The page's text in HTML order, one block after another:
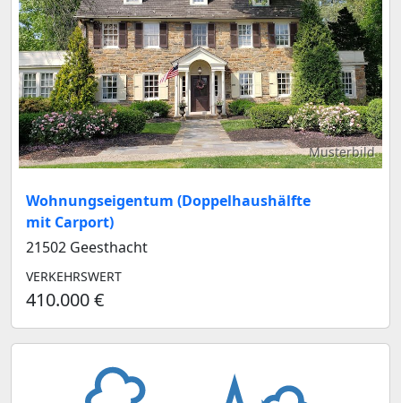
Musterbild
Wohnungseigentum (Doppelhaushälfte
mit Carport)
21502 Geesthacht
VERKEHRSWERT
410.000 €